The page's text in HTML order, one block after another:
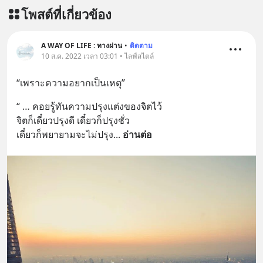
สนับสนุนโดย 📣
เครียด หลับยาก ผมอยากแนะนำ
ผลิตภัณฑ์เสริมอาหาร Diip CBD ช่วย
บรรเทาความเครียด ลดความวิตกกังวล
เพิ่มการผ่อนคลาย ซึ่งช่วยให้การนอน
หลับมีประสิทธิภาพมากยิ่งขึ้น 📍 สนใจ
สั่งซื้อสินค้า Diip CBD 💬 LINE :
@diipgeek 🔗 หรือกดลิงก์
https://lin.ee/U91Fzyz
โพสต์ที่เกี่ยวข้อง
A WAY OF LIFE : ทางผ่าน • ติดตาม
10 ส.ค. 2022 เวลา 03:01 • ไลฟ์สไตล์
“เพราะความอยากเป็นเหตุ”
“ … คอยรู้ทันความปรุงแต่งของจิตไว้
จิตก็เดี๋ยวปรุงดี เดี๋ยวก็ปรุงชั่ว
เดี๋ยวก็พยายามจะไม่ปรุง... อ่านต่อ